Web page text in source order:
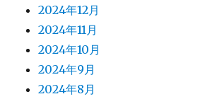
2024年12月
2024年11月
2024年10月
2024年9月
2024年8月